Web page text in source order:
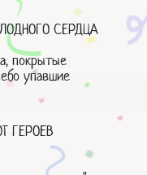
СЕРДЦА
покрытые
упавшие
ГЕРОЕВ